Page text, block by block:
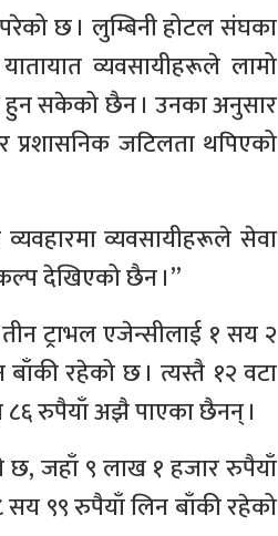
छ । लुम्बिनी होटल संघका
व्यवसायीहरूले लामो
हुन सकेको छैन । उनका अनुसार
प्रशासनिक जटिलता थपिएको
व्यवसायीहरूले सेवा
देखिएको छैन ।”
ट्राभल एजेन्सीलाई १ सय २
रहेको छ । त्यस्तै १२ वटा
रुपैयाँ अझै पाएका छैनन् ।
छ, जहाँ ९ लाख १ हजार रुपैयाँ
सय ९९ रुपैयाँ लिन बाँकी रहेको